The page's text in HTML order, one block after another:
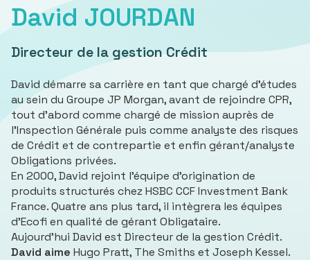
David JOURDAN
Directeur de la gestion Crédit
David démarre sa carrière en tant que chargé d'études
au sein du Groupe JP Morgan, avant de rejoindre CPR,
tout d’abord comme chargé de mission auprès de
l’Inspection Générale puis comme analyste des risques
de Crédit et de contrepartie et enfin gérant/analyste
Obligations privées.
En 2000, David rejoint l’équipe d’origination de
produits structurés chez HSBC CCF Investment Bank
France. Quatre ans plus tard, il intègrera les équipes
d’Ecofi en qualité de gérant Obligataire.
Aujourd’hui David est Directeur de la gestion Crédit.
David aime Hugo Pratt, The Smiths et Joseph Kessel.